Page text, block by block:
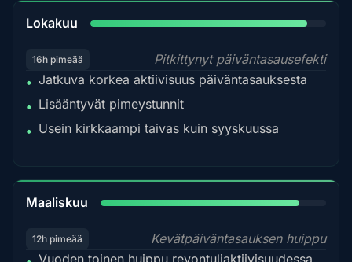
Lokakuu
16h pimeää
Pitkittynyt päiväntasausefekti
• Jatkuva korkea aktiivisuus päiväntasauksesta
• Lisääntyvät pimeystunnit
• Usein kirkkaampi taivas kuin syyskuussa
Maaliskuu
12h pimeää
Kevätpäiväntasauksen huippu
Vuoden toinen huippu revontuliaktiivisuudessa